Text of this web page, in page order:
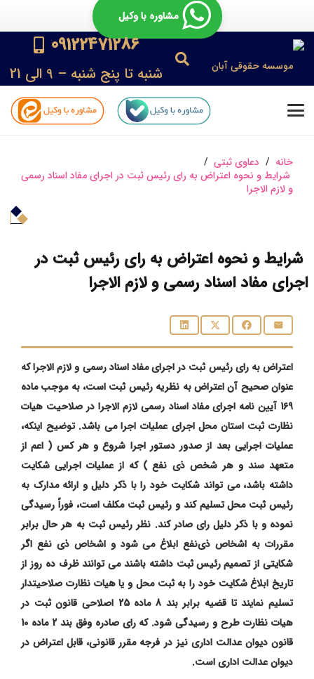
مشاوره با وکیل
09122471286
شنبه تا پنج شنبه – 9 الی 21
خانه / دعاوی ثبتی /
شرایط و نحوه اعتراض به رای رئیس ثبت در اجرای مفاد اسناد رسمی
و لازم الاجرا
شرایط و نحوه اعتراض به رای رئیس ثبت در
اجرای مفاد اسناد رسمی و لازم الاجرا
اعتراض به رای رئیس ثبت در اجرای مفاد اسناد رسمی و لازم الاجرا که
عنوان صحیح آن اعتراض به نظریه رئیس ثبت است، به موجب ماده
169 آیین نامه اجرای مفاد اسناد رسمی لازم الاجرا در صلاحیت هیات
نظارت ثبت استان محل اجرای عملیات اجرا می باشد. توضیح اینکه،
عملیات اجرایی بعد از صدور دستور اجرا شروع و هر کس ( اعم از
متعهد سند و هر شخص ذی‌ نفع ) که از عملیات اجرایی شکایت
داشته باشد، می‌‌ تواند شکایت خود را با ذکر دلیل و ارائه مدارک به
رئیس ثبت محل تسلیم کند و رئیس ثبت مکلف است، فوراً رسیدگی
نموده و با ذکر دلیل رای صادر کند. نظر رئیس ثبت به هر حال برابر
مقررات به اشخاص ذی‌نفع ابلاغ می‌‌ شود و اشخاص ذی ‌نفع اگر
شکایتی از تصمیم رئیس ثبت داشته باشند می‌ توانند ظرف ده روز از
تاریخ ابلاغ شکایت خود را به ثبت محل و یا هیات نظارت صلاحیتدار
تسلیم نمایند تا قضیه برابر بند 8 ماده 25 اصلاحی قانون ثبت در
هیات نظارت طرح و رسیدگی شود. که رای صادره وفق بند 2 ماده 10
قانون دیوان عدالت اداری نیز در فرجه مقرر قانونی، قابل اعتراض در
دیوان عدالت اداری است.